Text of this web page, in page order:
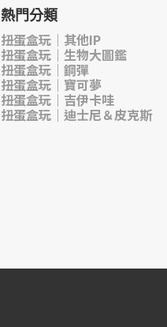
熱門分類
扭蛋盒玩｜其他IP
扭蛋盒玩｜生物大圖鑑
扭蛋盒玩｜鋼彈
扭蛋盒玩｜寶可夢
扭蛋盒玩｜吉伊卡哇
扭蛋盒玩｜迪士尼＆皮克斯